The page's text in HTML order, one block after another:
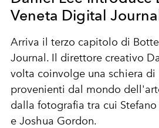
Veneta Digital
Arriva il terzo capitolo di
Journal. Il direttore creativo
volta coinvolge una schiera di
provenienti dal mondo
dalla fotografia tra cui
e Joshua Gordon.